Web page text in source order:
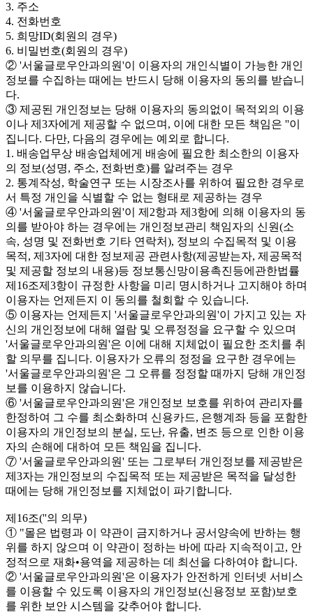
3. 주소
4. 전화번호
5. 희망ID(회원의 경우)
6. 비밀번호(회원의 경우)
② '서울글로우안과의원'이 이용자의 개인식별이 가능한 개인
정보를 수집하는 때에는 반드시 당해 이용자의 동의를 받습니
다.
③ 제공된 개인정보는 당해 이용자의 동의없이 목적외의 이용
이나 제3자에게 제공할 수 없으며, 이에 대한 모든 책임은 ''이
집니다. 다만, 다음의 경우에는 예외로 합니다.
1. 배송업무상 배송업체에게 배송에 필요한 최소한의 이용자
의 정보(성명, 주소, 전화번호)를 알려주는 경우
2. 통계작성, 학술연구 또는 시장조사를 위하여 필요한 경우로
서 특정 개인을 식별할 수 없는 형태로 제공하는 경우
④ '서울글로우안과의원'이 제2항과 제3항에 의해 이용자의 동
의를 받아야 하는 경우에는 개인정보관리 책임자의 신원(소
속, 성명 및 전화번호 기타 연락처), 정보의 수집목적 및 이용
목적, 제3자에 대한 정보제공 관련사항(제공받는자, 제공목적
및 제공할 정보의 내용)등 정보통신망이용촉진등에관한법률
제16조제3항이 규정한 사항을 미리 명시하거나 고지해야 하며
이용자는 언제든지 이 동의를 철회할 수 있습니다.
⑤ 이용자는 언제든지 '서울글로우안과의원'이 가지고 있는 자
신의 개인정보에 대해 열람 및 오류정정을 요구할 수 있으며
'서울글로우안과의원'은 이에 대해 지체없이 필요한 조치를 취
할 의무를 집니다. 이용자가 오류의 정정을 요구한 경우에는
'서울글로우안과의원'은 그 오류를 정정할 때까지 당해 개인정
보를 이용하지 않습니다.
⑥ '서울글로우안과의원'은 개인정보 보호를 위하여 관리자를
한정하여 그 수를 최소화하며 신용카드, 은행계좌 등을 포함한
이용자의 개인정보의 분실, 도난, 유출, 변조 등으로 인한 이용
자의 손해에 대하여 모든 책임을 집니다.
⑦ '서울글로우안과의원' 또는 그로부터 개인정보를 제공받은
제3자는 개인정보의 수집목적 또는 제공받은 목적을 달성한
때에는 당해 개인정보를 지체없이 파기합니다.
제16조(''의 의무)
① "몰은 법령과 이 약관이 금지하거나 공서양속에 반하는 행
위를 하지 않으며 이 약관이 정하는 바에 따라 지속적이고, 안
정적으로 재화•용역을 제공하는 데 최선을 다하여야 합니다.
② '서울글로우안과의원'은 이용자가 안전하게 인터넷 서비스
를 이용할 수 있도록 이용자의 개인정보(신용정보 포함)보호
를 위한 보안 시스템을 갖추어야 합니다.